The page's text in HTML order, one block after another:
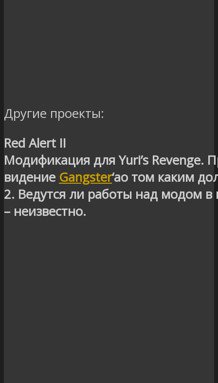
Другие проекты:
Red Alert II
Модификация для Yuri’s Revenge.
видение Gangster‘ао том каким
2. Ведутся ли работы над модом
– неизвестно.